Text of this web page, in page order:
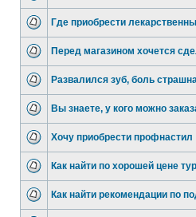
Где приобрести
Перед магазином хочется
Развалился зуб, боль
Вы знаете, у кого можно
Хочу приобрести профнастил
Как найти по хорошей цене
Как найти рекомендации по